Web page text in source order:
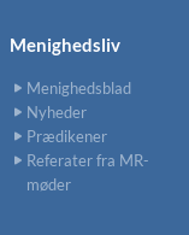
Menighedsliv
Menighedsblad
Nyheder
Prædikener
Referater fra MR-
møder